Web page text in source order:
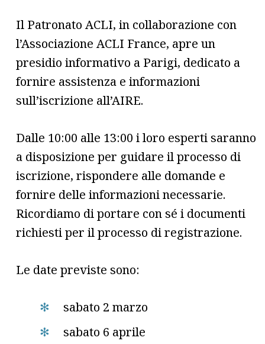
Il Patronato ACLI, in collaborazione con
l’Associazione ACLI France, apre un
presidio informativo a Parigi, dedicato a
fornire assistenza e informazioni
sull’iscrizione all’AIRE.
Dalle 10:00 alle 13:00 i loro esperti saranno
a disposizione per guidare il processo di
iscrizione, rispondere alle domande e
fornire delle informazioni necessarie.
Ricordiamo di portare con sé i documenti
richiesti per il processo di registrazione.
Le date previste sono:
sabato 2 marzo
sabato 6 aprile